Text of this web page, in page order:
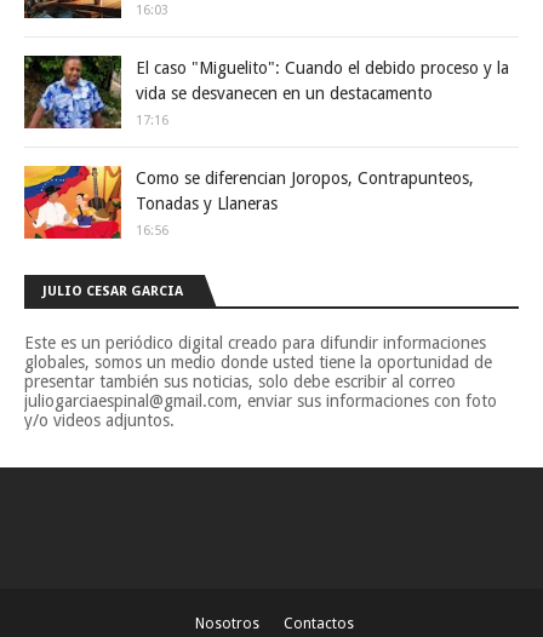
16:03
El caso "Miguelito": Cuando el debido proceso y la
vida se desvanecen en un destacamento
17:16
Como se diferencian Joropos, Contrapunteos,
Tonadas y Llaneras
16:56
JULIO CESAR GARCIA
Este es un periódico digital creado para difundir informaciones
globales, somos un medio donde usted tiene la oportunidad de
presentar también sus noticias, solo debe escribir al correo
juliogarciaespinal@gmail.com, enviar sus informaciones con foto
y/o videos adjuntos.
Nosotros Contactos